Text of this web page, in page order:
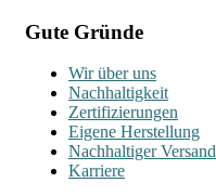
Gute Gründe
Wir über uns
Nachhaltigkeit
Zertifizierungen
Eigene Herstellung
Nachhaltiger Versand
Karriere